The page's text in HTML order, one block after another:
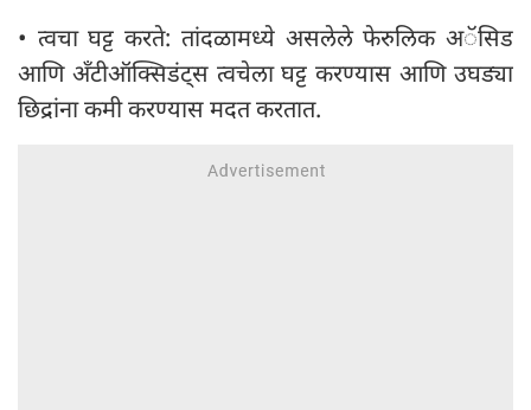
• त्वचा घट्ट करते: तांदळामध्ये असलेले फेरुलिक अॅसिड
आणि अँटीऑक्सिडंट्स त्वचेला घट्ट करण्यास आणि उघड्या
छिद्रांना कमी करण्यास मदत करतात.